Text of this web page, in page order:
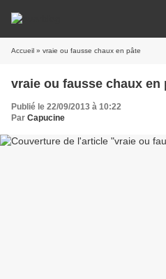
Accueil » vraie ou fausse chaux en pâte
vraie ou fausse chaux en
Publié le 22/09/2013 à 10:22
Par Capucine